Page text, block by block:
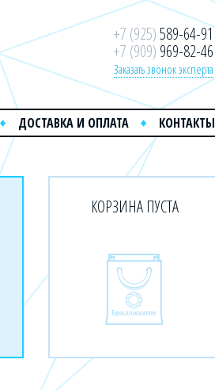
+7 (925)589-64-91
+7 (909) 969-82-46
Заказать звонок эксперта
ДОСТАВКА И ОПЛАТА КОНТАКТЫ
КОРЗИНА ПУСТА